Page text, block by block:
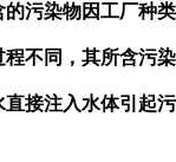
污染物因工厂种类
不同，其所含污染
接注入水体引起污